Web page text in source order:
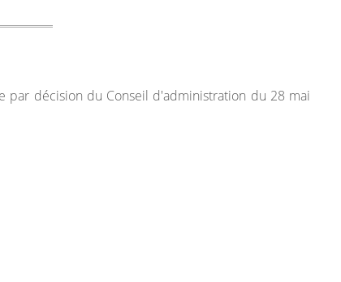
par décision du Conseil d'administration du 28 mai